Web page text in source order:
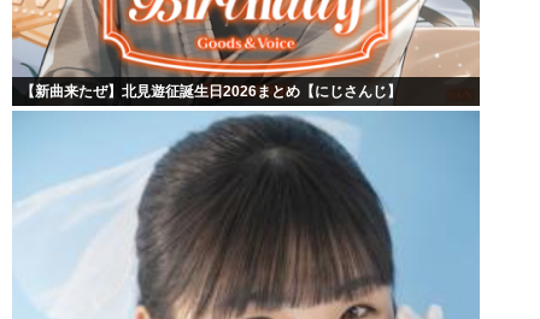
【新曲来たぜ】北見遊征誕生日2026まとめ【にじさんじ】